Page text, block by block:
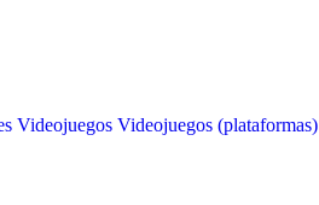
Videojuegos Videojuegos (plataformas)